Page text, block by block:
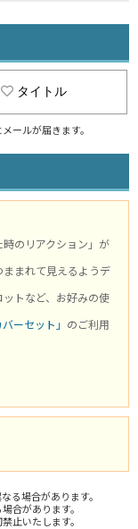
タイトル
ールが届きます。
のリアクション」が
まれて見えるようデ
トなど、お好みの使
ーセット」 のご利用
る場合があります。
合があります。
止いたします。